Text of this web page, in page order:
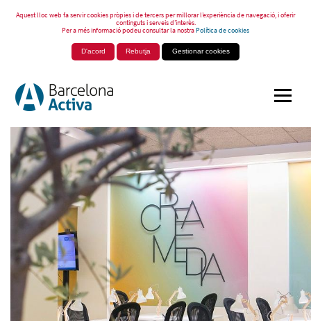
Aquest lloc web fa servir cookies pròpies i de tercers per millorar l’experiència de navegació, i oferir
continguts i serveis d’interès.
Per a més informació podeu consultar la nostraPolítica de cookies
D'acord Rebutja Gestionar cookies